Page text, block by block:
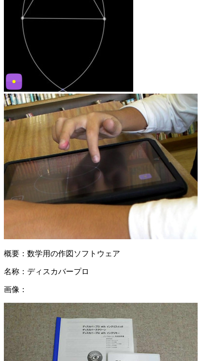
概要： 数学用の作図ソフトウェア
名称： ディスカバープロ
画像：